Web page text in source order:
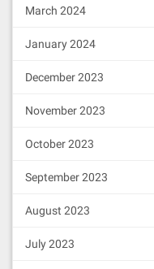
March 2024
January 2024
December 2023
November 2023
October 2023
September 2023
August 2023
July 2023